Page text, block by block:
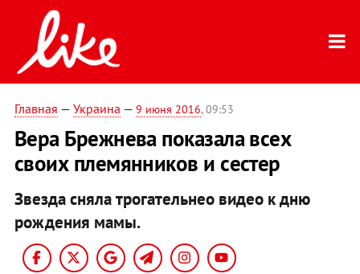
Главная — Украина — 9 июня 2016, 09:53
Вера Брежнева показала всех
своих племянников и сестер
Звезда сняла трогательнео видео к дню
рождения мамы.